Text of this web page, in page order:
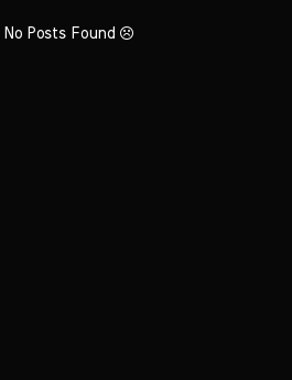
No Posts Found